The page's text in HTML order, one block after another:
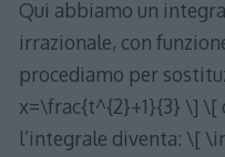
Qui abbiamo un
irrazionale, con
procediamo per
x=\frac{t^{2}+1}{3} \]
l’integrale diventa: \[